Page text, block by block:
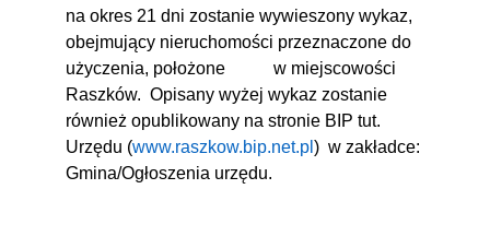
na okres 21 dni zostanie wywieszony wykaz,
obejmujący nieruchomości przeznaczone do
użyczenia, położone
w miejscowości
Raszków. Opisany wyżej wykaz zostanie
również opublikowany na stronie BIP tut.
Urzędu (www.raszkow.bip.net.pl ) w zakładce:
Gmina/Ogłoszenia urzędu.